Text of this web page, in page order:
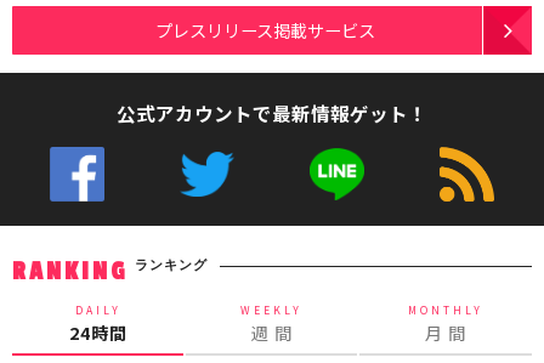
プレスリリース掲載サービス
公式アカウントで最新情報ゲット！
RANKING ランキング
DAILY
24時間
WEEKLY
週 間
MONTHLY
月 間